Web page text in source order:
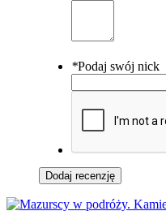
*Podaj swój nick
Dodaj recenzję